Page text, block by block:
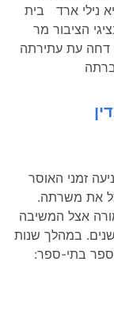
נילי ארד בית
הציבור מר
עוז ומר יאיר רון, ס"ע 09-08-3155) דחה עת עתירתה
לצו-מניעה זמני האוסר
את משרתה.
בת 54 ועובדת כמורה אצל המשיבה
וויתקה המקצועי של המבקשת עומד על 34 שנים. במהלך שנות
בתי-ספר: